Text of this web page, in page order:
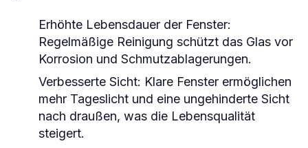
Erhöhte Lebensdauer der Fenster:
Regelmäßige Reinigung schützt das Glas vor
Korrosion und Schmutzablagerungen.
Verbesserte Sicht: Klare Fenster ermöglichen
mehr Tageslicht und eine ungehinderte Sicht
nach draußen, was die Lebensqualität
steigert.